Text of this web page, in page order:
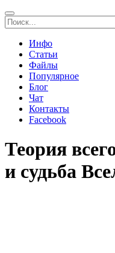
Инфо
Статьи
Файлы
Популярное
Блог
Чат
Контакты
Facebook
Теория
и судьба